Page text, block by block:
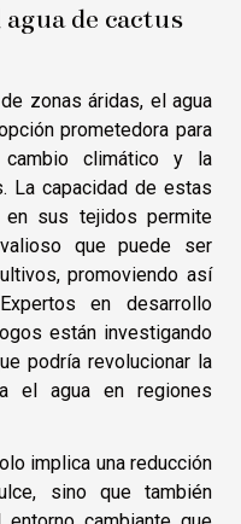
de cactus
zonas áridas, el agua
prometedora para
climático y la
La capacidad de estas
en sus tejidos permite
que puede ser
promoviendo así
en desarrollo
están investigando
podría revolucionar la
el agua en regiones
implica una reducción
sino que también